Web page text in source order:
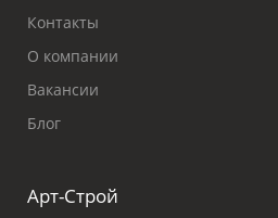
Контакты
О компании
Вакансии
Блог
Арт-Строй